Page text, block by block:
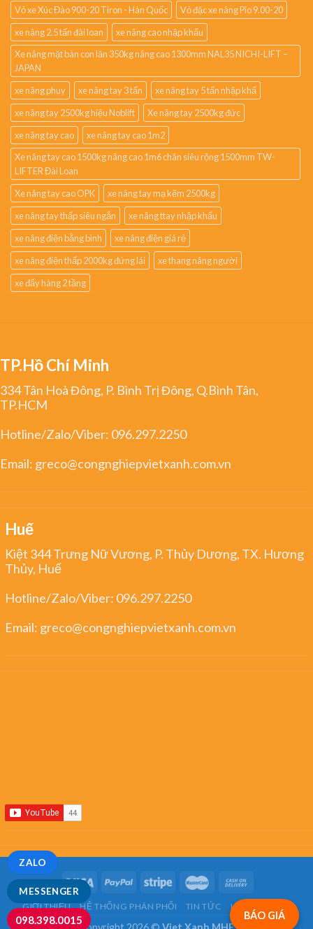
MESSENGER
ZALO
098.398.0015
Vỏ xe Xúc Đào 900-20 Tiron - Hàn Quốc
Vỏ đặc xe nâng Pio 9.00-20
xe nâng 2.5 tấn đài loan
xe nâng cao nhập khẩu
Xe nâng mặt bàn con lăn 350kg nâng cao 1300mm NAL35 NICHI-LIFT –
JAPAN
xe nâng phuy
xe nâng tay 3 tấn
xe nâng tay 5 tấn nhập khẩ
xe nâng tay 2500kg hiệu Noblift
Xe nâng tay 2500kg đức
xe nâng tay cao
xe nâng tay cao 1m2
Xe nâng tay cao 1500kg nâng cao 1m6 chân siêu rộng 1500mm TW-
LIFTER Đài Loan
Xe nâng tay cao OPK
xe nâng tay mạ kẽm 2500kg
xe nâng tay thấp siêu ngắn
xe nâng ttay nhập khẩu
xe nâng điện bằng bình
xe nâng điện giá rẻ
xe nâng điện thấp 2000kg đứng lái
xe thang nâng người
xe đẩy hàng 2 tầng
TP.Hồ Chí Minh
334 Tân Hoà Đông, P. Bình Trị Đông, Q.Bình Tân,
TP.HCM
Hotline/Zalo/Viber: 096.297.2250
Email: greco@congnghiepvietxanh.com.vn
Huế
Kiệt 344 Trưng Nữ Vương, P. Thủy Dương, TX. Hương
Thủy, Huế
Hotline/Zalo/Viber: 096.297.2250
Email: greco@congnghiepvietxanh.com.vn
BÁO GIÁ
GIỚI THIỆU HỆ THỐNG PHÂN PHỐI TIN TỨC LIÊN HỆ